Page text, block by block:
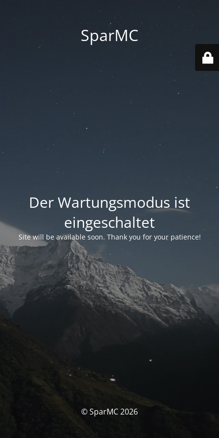
SparMC
Der Wartungsmodus ist
eingeschaltet
Site will be available soon. Thank you for your patience!
© SparMC 2026